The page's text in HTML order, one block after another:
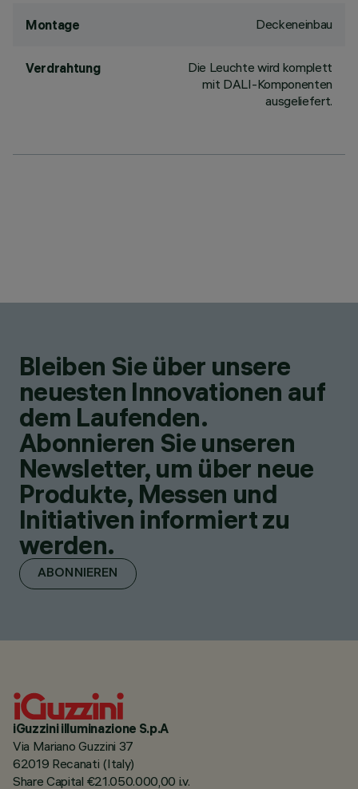
Montage Deckeneinbau
Verdrahtung
Die Leuchte wird komplett
mit DALI-Komponenten
ausgeliefert.
Bleiben Sie über unsere
neuesten Innovationen auf
dem Laufenden.
Abonnieren Sie unseren
Newsletter, um über neue
Produkte, Messen und
Initiativen informiert zu
werden.
ABONNIEREN
iGuzzini illuminazione S.p.A
Via Mariano Guzzini 37
62019 Recanati (Italy)
Share Capital €21.050.000,00 i.v.